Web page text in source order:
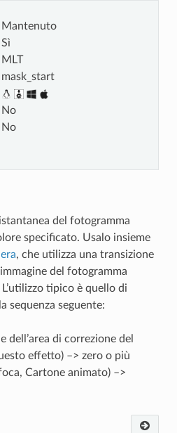
Mantenuto
Sì
MLT
mask_start
No
No
del fotogramma
specificato. Usalo insieme
, che utilizza una transizione
del fotogramma
tipico è quello di
sequenza seguente:
dell’area di correzione del
effetto) –> zero o più
, Cartone animato) –>